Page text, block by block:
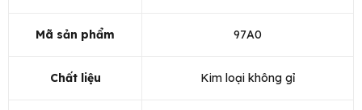
Mã sản phẩm 97A0
Chất liệu Kim loại không gỉ